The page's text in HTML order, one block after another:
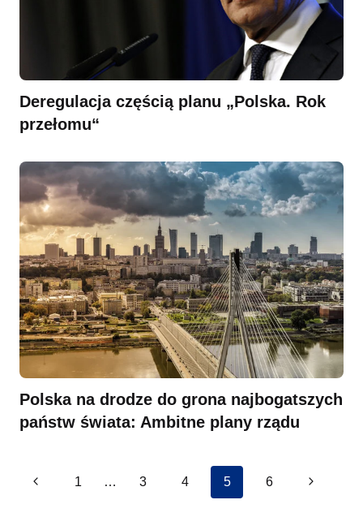
Deregulacja częścią planu „Polska. Rok
przełomu“
Polska na drodze do grona najbogatszych
państw świata: Ambitne plany rządu
Nawigacja
Poprzednia
1 … 3 4 5 6 Następna